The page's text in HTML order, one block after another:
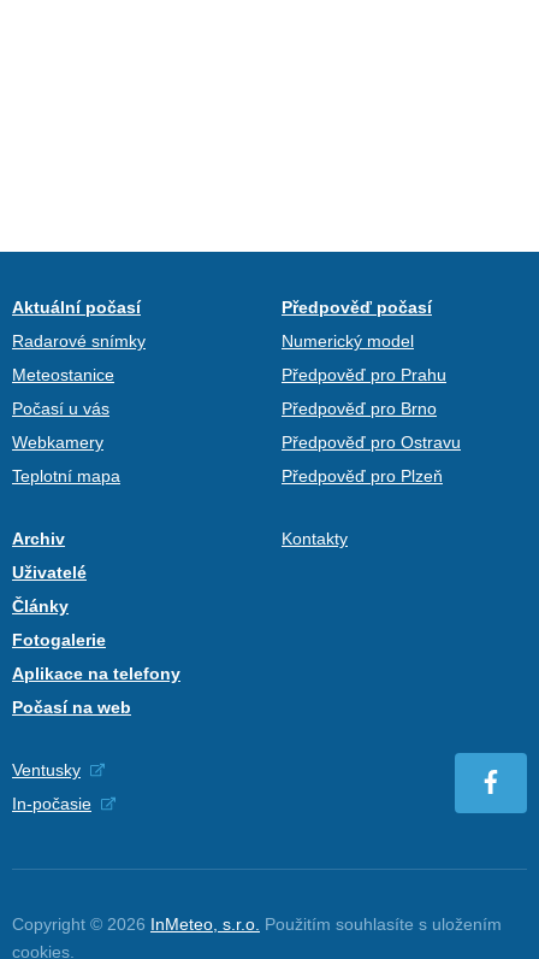
Aktuální počasí
Radarové snímky
Meteostanice
Počasí u vás
Webkamery
Teplotní mapa
Předpověď počasí
Numerický model
Předpověď pro Prahu
Předpověď pro Brno
Předpověď pro Ostravu
Předpověď pro Plzeň
Archiv
Uživatelé
Články
Fotogalerie
Aplikace na telefony
Počasí na web
Kontakty
Ventusky
In-počasie
Copyright © 2026 InMeteo, s.r.o. Použitím souhlasíte s uložením
cookies